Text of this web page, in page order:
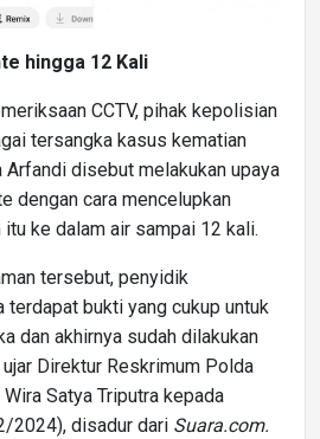
hingga 12 Kali
CCTV, pihak kepolisian
tersangka kasus kematian
Arfandi disebut melakukan upaya
dengan cara mencelupkan
ke dalam air sampai 12 kali.
tersebut, penyidik
terdapat bukti yang cukup untuk
dan akhirnya sudah dilakukan
ujar Direktur Reskrimum Polda
Satya Triputra kepada
2024), disadur dari Suara.com.